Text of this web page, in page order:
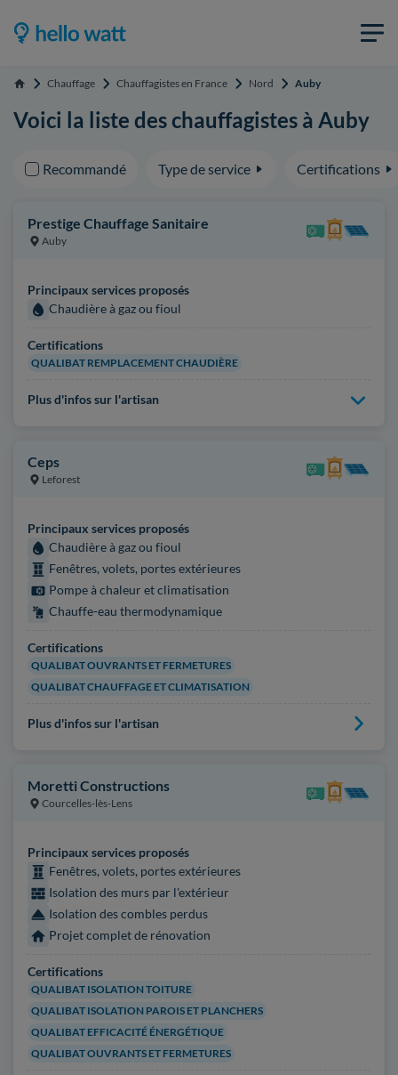
Accueil Chauffage Chauffagistes en France Nord Auby
Voici la liste des chauffagistes à Auby
Recommandé Type de service Certifications
Prestige Chauffage Sanitaire
Auby
Principaux services proposés
Chaudière à gaz ou fioul
Certifications
QUALIBAT REMPLACEMENT CHAUDIÈRE
Plus d'infos sur l'artisan
Ceps
Leforest
Principaux services proposés
Chaudière à gaz ou fioul
Fenêtres, volets, portes extérieures
Pompe à chaleur et climatisation
Chauffe-eau thermodynamique
Certifications
QUALIBAT OUVRANTS ET FERMETURES
QUALIBAT CHAUFFAGE ET CLIMATISATION
Plus d'infos sur l'artisan
Moretti Constructions
Courcelles-lès-Lens
Principaux services proposés
Fenêtres, volets, portes extérieures
Isolation des murs par l'extérieur
Isolation des combles perdus
Projet complet de rénovation
Certifications
QUALIBAT ISOLATION TOITURE
QUALIBAT ISOLATION PAROIS ET PLANCHERS
QUALIBAT EFFICACITÉ ÉNERGÉTIQUE
QUALIBAT OUVRANTS ET FERMETURES